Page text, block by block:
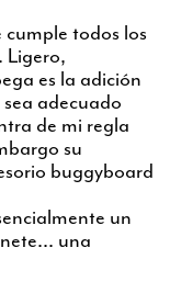
todos los
Ligero,
es la adición
adecuado
de mi regla
su
buggyboard
un
una